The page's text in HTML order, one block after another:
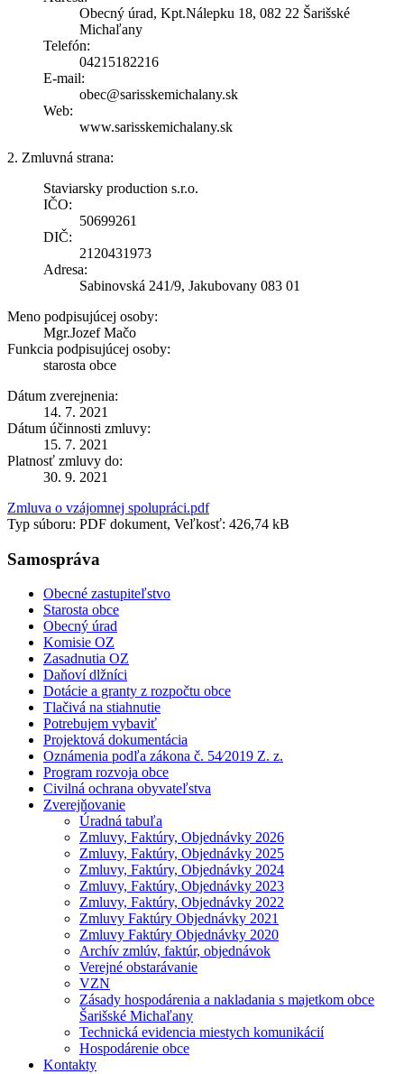
Obecný úrad, Kpt.Nálepku 18, 082 22 Šarišské
Michaľany
Telefón:
04215182216
E-mail:
obec@sarisskemichalany.sk
Web:
www.sarisskemichalany.sk
2. Zmluvná strana:
Staviarsky production s.r.o.
IČO:
50699261
DIČ:
2120431973
Adresa:
Sabinovská 241/9, Jakubovany 083 01
Meno podpisujúcej osoby:
Mgr.Jozef Mačo
Funkcia podpisujúcej osoby:
starosta obce
Dátum zverejnenia:
14. 7. 2021
Dátum účinnosti zmluvy:
15. 7. 2021
Platnosť zmluvy do:
30. 9. 2021
Zmluva o vzájomnej spolupráci.pdf
Typ súboru: PDF dokument, Veľkosť: 426,74 kB
Samospráva
Obecné zastupiteľstvo
Starosta obce
Obecný úrad
Komisie OZ
Zasadnutia OZ
Daňoví dlžníci
Dotácie a granty z rozpočtu obce
Tlačivá na stiahnutie
Potrebujem vybaviť
Projektová dokumentácia
Oznámenia podľa zákona č. 54⁄2019 Z. z.
Program rozvoja obce
Civilná ochrana obyvateľstva
Zverejňovanie
Úradná tabuľa
Zmluvy, Faktúry, Objednávky 2026
Zmluvy, Faktúry, Objednávky 2025
Zmluvy, Faktúry, Objednávky 2024
Zmluvy, Faktúry, Objednávky 2023
Zmluvy, Faktúry, Objednávky 2022
Zmluvy Faktúry Objednávky 2021
Zmluvy Faktúry Objednávky 2020
Archív zmlúv, faktúr, objednávok
Verejné obstarávanie
VZN
Zásady hospodárenia a nakladania s majetkom obce
Šarišské Michaľany
Technická evidencia miestych komunikácií
Hospodárenie obce
Kontakty